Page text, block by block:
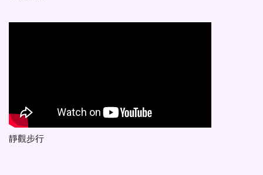
靜觀步行